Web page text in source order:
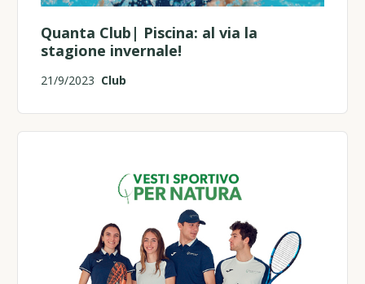
Quanta Club| Piscina: al via la
stagione invernale!
21/9/2023 Club